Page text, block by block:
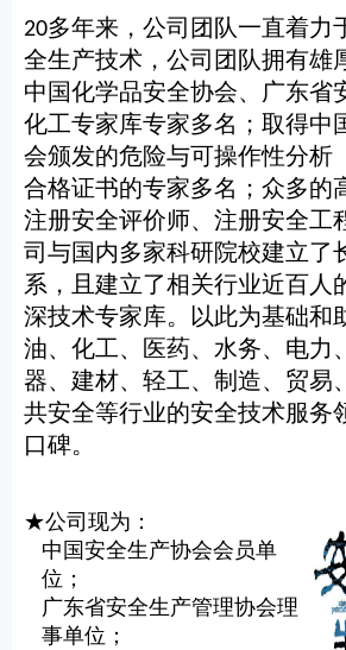
20多年来，公司团队一直着力
全生产技术，公司团队拥有雄
中国化学品安全协会、广东省
化工专家库专家多名；取得中
会颁发的危险与可操作性分析
合格证书的专家多名；众多的
注册安全评价师、注册安全工
司与国内多家科研院校建立了
系，且建立了相关行业近百人
深技术专家库。以此为基础和
油、化工、医药、水务、电力
器、建材、轻工、制造、贸易
共安全等行业的安全技术服务
口碑。
★公司现为：
中国安全生产协会会员单
位；
广东省安全生产管理协会理
事单位；